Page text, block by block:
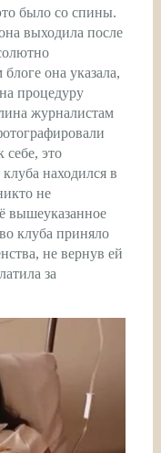
было со спины.
выходила после
она указала,
процедуру
журналистам
это
находился в
не
вышеуказанное
клуба приняло
не вернув ей
за